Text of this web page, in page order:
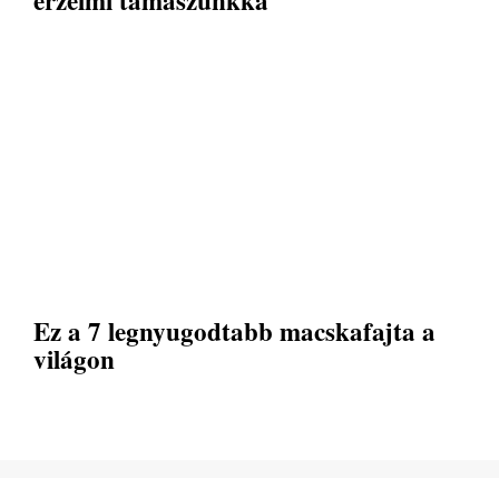
Ez a 7 legnyugodtabb macskafajta a
világon